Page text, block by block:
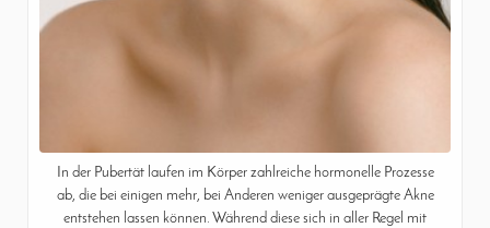
In der Pubertät laufen im Körper zahlreiche hormonelle Prozesse
ab, die bei einigen mehr, bei Anderen weniger ausgeprägte Akne
entstehen lassen können. Während diese sich in aller Regel mit